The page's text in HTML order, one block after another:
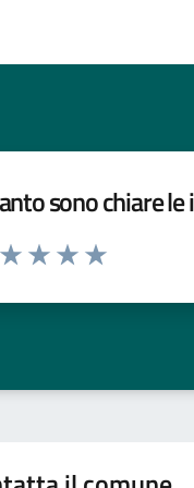
sono chiare
da 1 a 5 stelle la pagina